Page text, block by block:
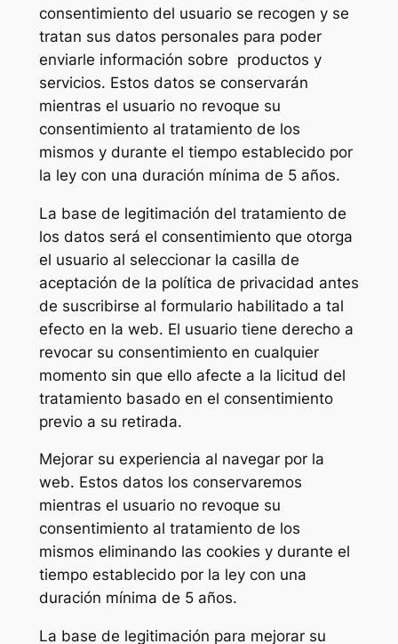
consentimiento del usuario se recogen y se
tratan sus datos personales para poder
enviarle información sobre productos y
servicios. Estos datos se conservarán
mientras el usuario no revoque su
consentimiento al tratamiento de los
mismos y durante el tiempo establecido por
la ley con una duración mínima de 5 años.
La base de legitimación del tratamiento de
los datos será el consentimiento que otorga
el usuario al seleccionar la casilla de
aceptación de la política de privacidad antes
de suscribirse al formulario habilitado a tal
efecto en la web. El usuario tiene derecho a
revocar su consentimiento en cualquier
momento sin que ello afecte a la licitud del
tratamiento basado en el consentimiento
previo a su retirada.
Mejorar su experiencia al navegar por la
web. Estos datos los conservaremos
mientras el usuario no revoque su
consentimiento al tratamiento de los
mismos eliminando las cookies y durante el
tiempo establecido por la ley con una
duración mínima de 5 años.
La base de legitimación para mejorar su